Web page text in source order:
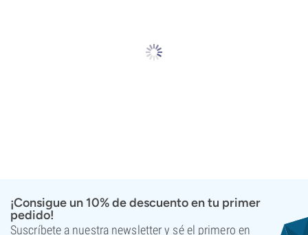
¡Consigue un 10% de descuento en tu primer
pedido!
Suscríbete a nuestra newsletter y sé el primero en